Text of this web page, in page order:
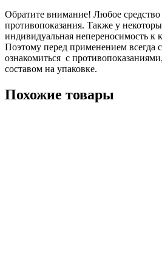
Обратите внимание! Любое
противопоказания. Также у
индивидуальная непереносимость к
Поэтому перед применением всегда
ознакомиться с
составом на упаковке.
Похожие товары